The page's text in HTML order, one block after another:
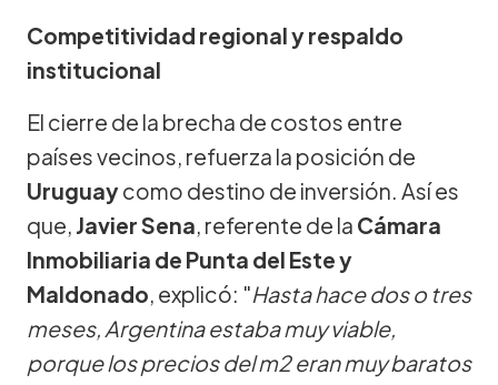
Competitividad regional y respaldo
institucional
El cierre de la brecha de costos entre
países vecinos, refuerza la posición de
Uruguaycomo destino de inversión. Así es
que, Javier Sena, referente de la Cámara
Inmobiliaria de Punta del Este y
Maldonado, explicó: "Hasta hace dos o tres
meses, Argentina estaba muy viable,
porque los precios del m2 eran muy baratos